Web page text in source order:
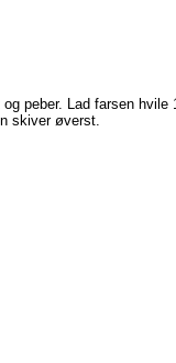
peber. Lad farsen hvile
skiver øverst.